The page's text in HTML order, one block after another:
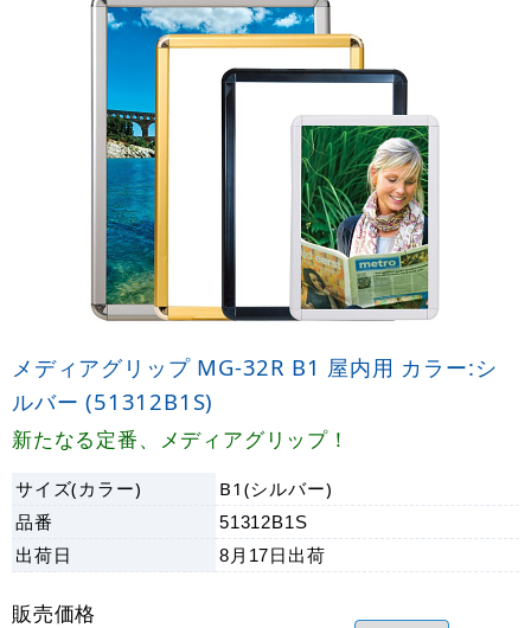
メディアグリップ MG-32R B1 屋内用 カラー:シ
ルバー (51312B1S)
新たなる定番、メディアグリップ！
サイズ(カラー)
B1(シルバー)
品番
51312B1S
出荷日 8月17日 出荷
販売価格